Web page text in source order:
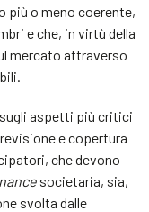
più o meno coerente,
e che, in virtù della
mercato attraverso
sugli aspetti più critici
e copertura
che devono
societaria, sia,
svolta dalle